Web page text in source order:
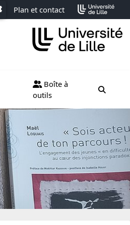
Plan et contact
Boîte à
outils